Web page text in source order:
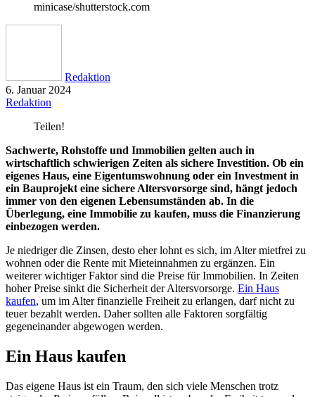
minicase/shutterstock.com
Redaktion
6. Januar 2024
Redaktion
Teilen!
Sachwerte, Rohstoffe und Immobilien gelten auch in
wirtschaftlich schwierigen Zeiten als sichere Investition. Ob ein
eigenes Haus, eine Eigentumswohnung oder ein Investment in
ein Bauprojekt eine sichere Altersvorsorge sind, hängt jedoch
immer von den eigenen Lebensumständen ab. In die
Überlegung, eine Immobilie zu kaufen, muss die Finanzierung
einbezogen werden.
Je niedriger die Zinsen, desto eher lohnt es sich, im Alter mietfrei zu
wohnen oder die Rente mit Mieteinnahmen zu ergänzen. Ein
weiterer wichtiger Faktor sind die Preise für Immobilien. In Zeiten
hoher Preise sinkt die Sicherheit der Altersvorsorge. Ein Haus
kaufen, um im Alter finanzielle Freiheit zu erlangen, darf nicht zu
teuer bezahlt werden. Daher sollten alle Faktoren sorgfältig
gegeneinander abgewogen werden.
Ein Haus kaufen
Das eigene Haus ist ein Traum, den sich viele Menschen trotz